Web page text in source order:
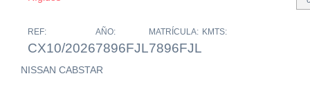
REF:
CX10/2026
AÑO:
7896FJL
MATRÍCULA:
7896FJL
KMTS:
NISSAN CABSTAR